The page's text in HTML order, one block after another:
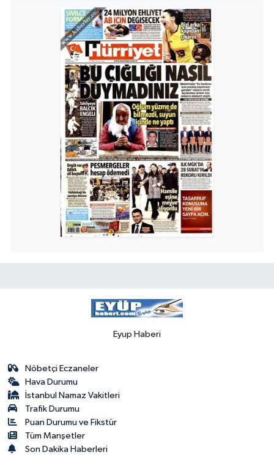
Eyup Haberi
Nöbetçi Eczaneler
Hava Durumu
İstanbul Namaz Vakitleri
Trafik Durumu
Puan Durumu ve Fikstür
Tüm Manşetler
Son Dakika Haberleri